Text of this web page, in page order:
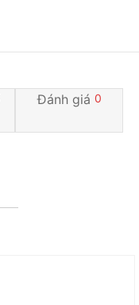
Đánh giá 0